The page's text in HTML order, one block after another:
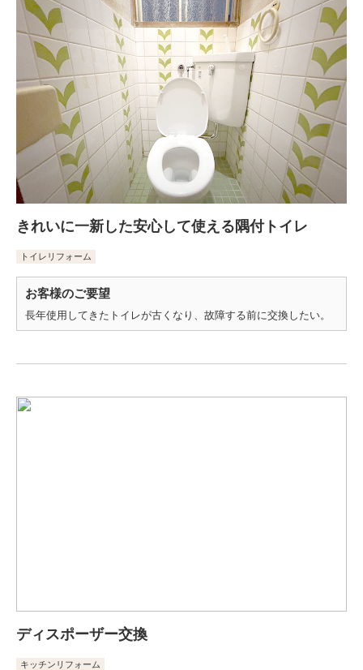
きれいに一新した安心して使える隅付トイレ
トイレリフォーム
お客様のご要望
長年使用してきたトイレが古くなり、故障する前に交換したい。
ディスポーザー交換
キッチンリフォーム